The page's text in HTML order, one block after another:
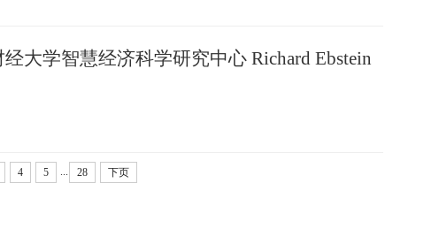
学智慧经济科学研究中心 Richard Ebstein
4 5 28 下页